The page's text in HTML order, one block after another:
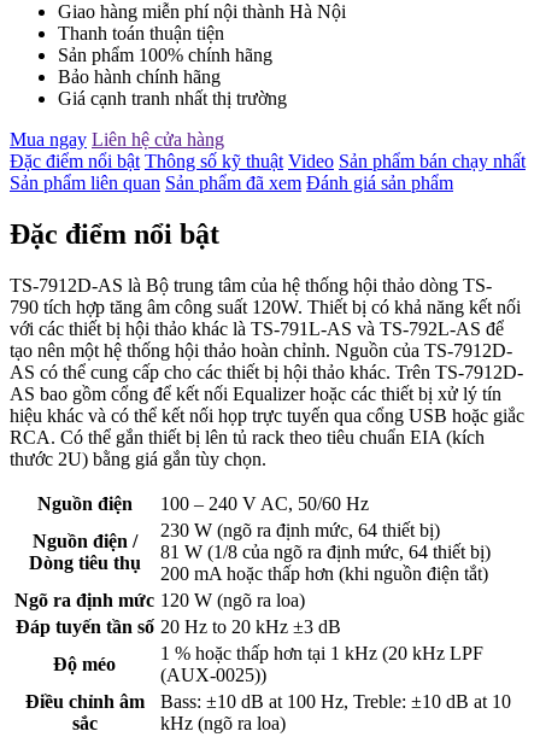
Giao hàng miễn phí nội thành Hà Nội
Thanh toán thuận tiện
Sản phẩm 100% chính hãng
Bảo hành chính hãng
Giá cạnh tranh nhất thị trường
Mua ngay Liên hệ cửa hàng
Đặc điểm nổi bật Thông số kỹ thuật Video Sản phẩm bán chạy nhất
Sản phẩm liên quan Sản phẩm đã xem Đánh giá sản phẩm
Đặc điểm nổi bật
TS-7912D-AS là Bộ trung tâm của hệ thống hội thảo dòng TS-
790 tích hợp tăng âm công suất 120W. Thiết bị có khả năng kết nối
với các thiết bị hội thảo khác là TS-791L-AS và TS-792L-AS để
tạo nên một hệ thống hội thảo hoàn chỉnh. Nguồn của TS-7912D-
AS có thể cung cấp cho các thiết bị hội thảo khác. Trên TS-7912D-
AS bao gồm cổng để kết nối Equalizer hoặc các thiết bị xử lý tín
hiệu khác và có thể kết nối họp trực tuyến qua cổng USB hoặc giắc
RCA. Có thể gắn thiết bị lên tủ rack theo tiêu chuẩn EIA (kích
thước 2U) bằng giá gắn tùy chọn.
Nguồn điện
100 – 240 V AC, 50/60 Hz
Nguồn điện /
Dòng tiêu thụ
230 W (ngõ ra định mức, 64 thiết bị)
81 W (1/8 của ngõ ra định mức, 64 thiết bị)
200 mA hoặc thấp hơn (khi nguồn điện tắt)
Ngõ ra định mức 120 W (ngõ ra loa)
Đáp tuyến tần số 20 Hz to 20 kHz ±3 dB
Độ méo
1 % hoặc thấp hơn tại 1 kHz (20 kHz LPF
(AUX-0025))
Điều chỉnh âm
sắc
Bass: ±10 dB at 100 Hz, Treble: ±10 dB at 10
kHz (ngõ ra loa)